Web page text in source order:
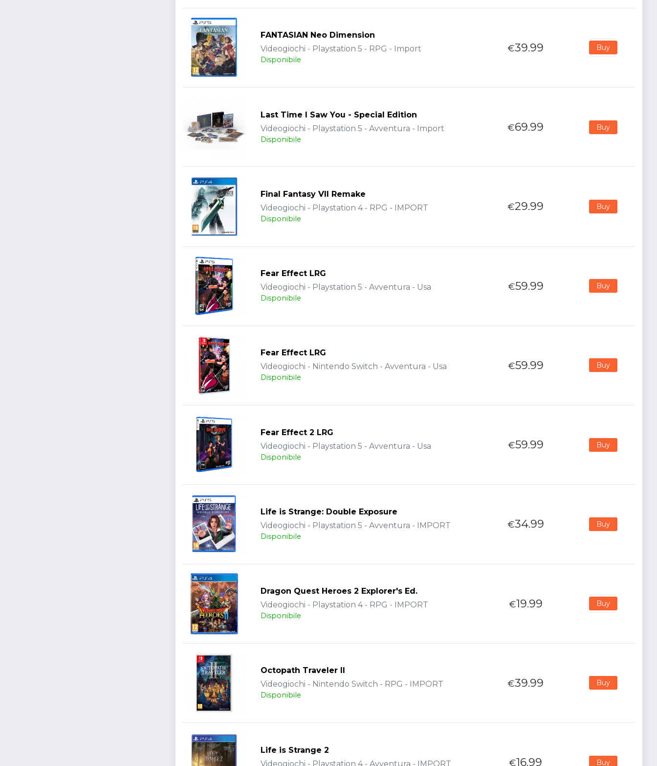
FANTASIAN Neo Dimension
Videogiochi - Playstation 5 - RPG - Import
Disponibile
€39.99 Buy
Last Time I Saw You - Special Edition
Videogiochi - Playstation 5 - Avventura - Import
Disponibile
€69.99 Buy
Final Fantasy VII Remake
Videogiochi - Playstation 4 - RPG - IMPORT
Disponibile
€29.99 Buy
Fear Effect LRG
Videogiochi - Playstation 5 - Avventura - Usa
Disponibile
€59.99 Buy
Fear Effect LRG
Videogiochi - Nintendo Switch - Avventura - Usa
Disponibile
€59.99 Buy
Fear Effect 2 LRG
Videogiochi - Playstation 5 - Avventura - Usa
Disponibile
€59.99 Buy
Life is Strange: Double Exposure
Videogiochi - Playstation 5 - Avventura - IMPORT
Disponibile
€34.99 Buy
Dragon Quest Heroes 2 Explorer's Ed.
Videogiochi - Playstation 4 - RPG - IMPORT
Disponibile
€19.99 Buy
Octopath Traveler II
Videogiochi - Nintendo Switch - RPG - IMPORT
Disponibile
€39.99 Buy
Life is Strange 2
Videogiochi - Playstation 4 - Avventura - IMPORT
€16.99 Buy